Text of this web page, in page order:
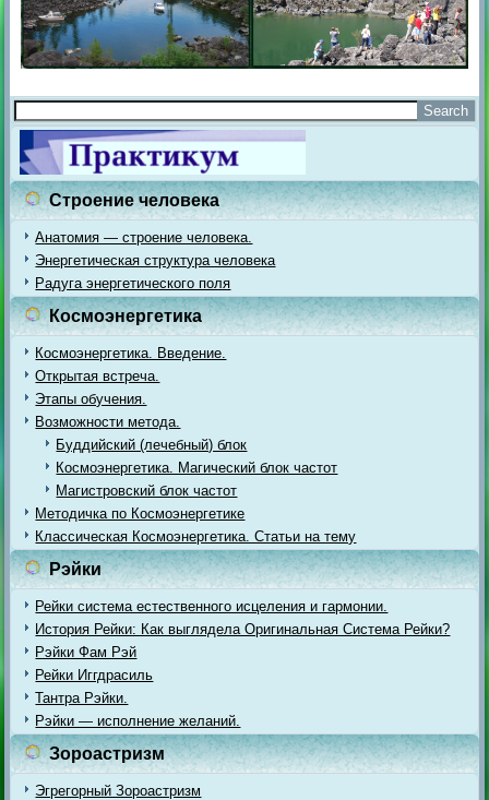
Строение человека
Анатомия — строение человека.
Энергетическая структура человека
Радуга энергетического поля
Космоэнергетика
Космоэнергетика. Введение.
Открытая встреча.
Этапы обучения.
Возможности метода.
Буддийский (лечебный) блок
Космоэнергетика. Магический блок частот
Магистровский блок частот
Методичка по Космоэнергетике
Классическая Космоэнергетика. Статьи на тему
Рэйки
Рейки система естественного исцеления и гармонии.
История Рейки: Как выглядела Оригинальная Система Рейки?
Рэйки Фам Рэй
Рейки Иггдрасиль
Тантра Рэйки.
Рэйки — исполнение желаний.
Зороастризм
Эгрегорный Зороастризм